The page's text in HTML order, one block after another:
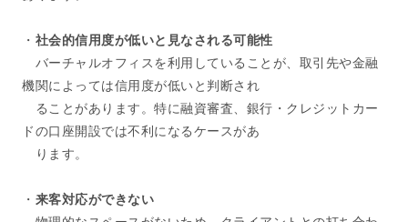
・ 社会的信用度が低いと見なされる可能性
バーチャルオフィスを利用していることが、取引先や金融
機関によっては信用度が低いと判断され
ることがあります。特に融資審査、銀行・クレジットカー
ドの口座開設では不利になるケースがあ
ります。
・ 来客対応ができない